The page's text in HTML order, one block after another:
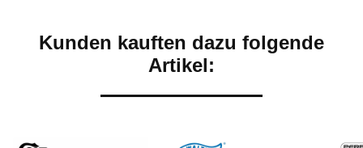
Kunden kauften dazu folgende
Artikel: